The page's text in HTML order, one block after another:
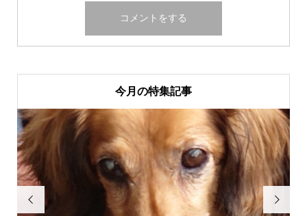
今月の特集記事
 